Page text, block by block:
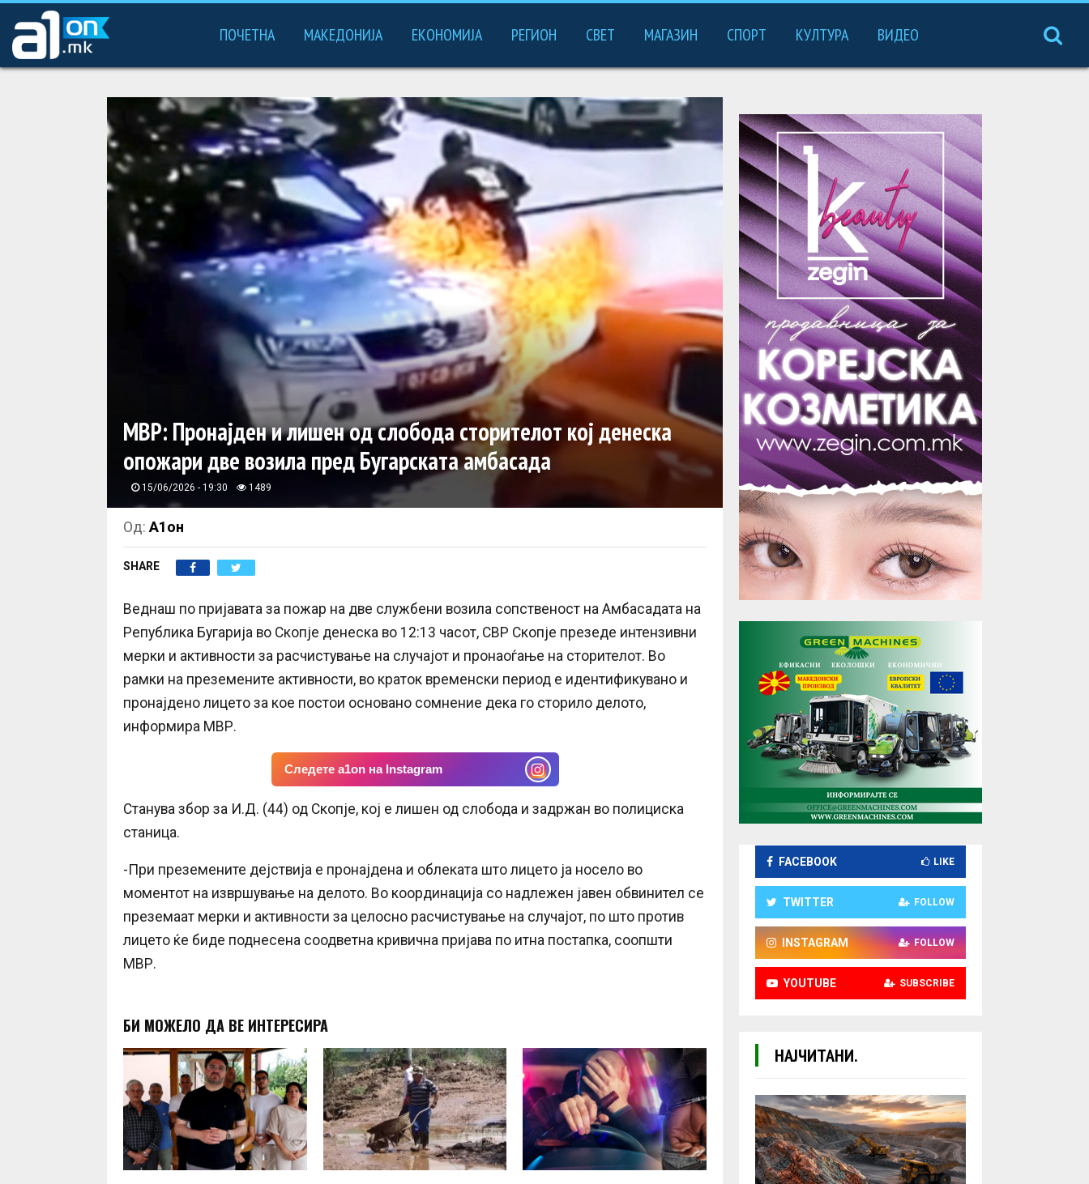
ПОЧЕТНА МАКЕДОНИЈА ЕКОНОМИЈА РЕГИОН СВЕТ МАГАЗИН СПОРТ КУЛТУРА ВИДЕО
МВР: Пронајден и лишен од слобода сторителот кој денеска
опожари две возила пред Бугарската амбасада
15/06/2026 - 19:30 1489
Од: А1он
SHARE
Веднаш по пријавата за пожар на две службени возила сопственост на Амбасадата на
Република Бугарија во Скопје денеска во 12:13 часот, СВР Скопје презеде интензивни
мерки и активности за расчистување на случајот и пронаоѓање на сторителот. Во
рамки на преземените активности, во краток временски период е идентификувано и
пронајдено лицето за кое постои основано сомнение дека го сторило делото,
информира МВР.
Следете a1on на Instagram
Станува збор за И.Д. (44) од Скопје, кој е лишен од слобода и задржан во полициска
станица.
-При преземените дејствија е пронајдена и облеката што лицето ја носело во
моментот на извршување на делото. Во координација со надлежен јавен обвинител се
преземаат мерки и активности за целосно расчистување на случајот, по што против
лицето ќе биде поднесена соодветна кривична пријава по итна постапка, соопшти
МВР.
БИ МОЖЕЛО ДА ВЕ ИНТЕРЕСИРА
FACEBOOK LIKE
TWITTER FOLLOW
INSTAGRAM FOLLOW
YOUTUBE SUBSCRIBE
НАЈЧИТАНИ.